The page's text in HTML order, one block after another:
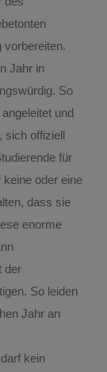
vorbereiten.
Jahr in
So
und
sich offiziell
für
oder eine
dass sie
enorme
der
So leiden
Jahr an
kein